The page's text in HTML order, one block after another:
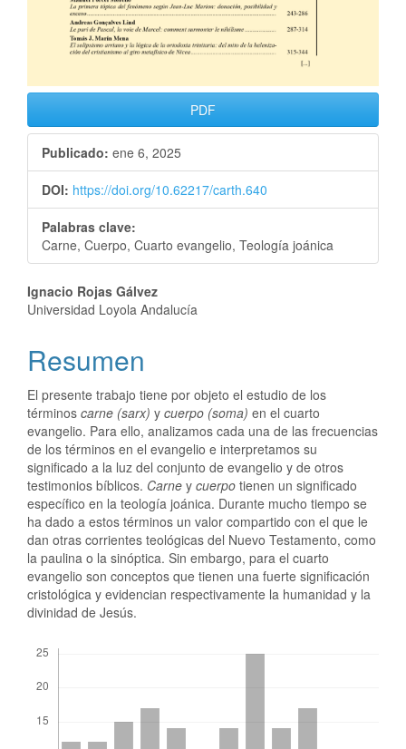
PDF
Publicado: ene 6, 2025
DOI: https://doi.org/10.62217/carth.640
Palabras clave:
Carne, Cuerpo, Cuarto evangelio, Teología joánica
Ignacio Rojas Gálvez
Universidad Loyola Andalucía
Resumen
El presente trabajo tiene por objeto el estudio de los
términos carne (sarx) y cuerpo (soma) en el cuarto
evangelio. Para ello, analizamos cada una de las frecuencias
de los términos en el evangelio e interpretamos su
significado a la luz del conjunto de evangelio y de otros
testimonios bíblicos. Carne y cuerpo tienen un significado
específico en la teología joánica. Durante mucho tiempo se
ha dado a estos términos un valor compartido con el que le
dan otras corrientes teológicas del Nuevo Testamento, como
la paulina o la sinóptica. Sin embargo, para el cuarto
evangelio son conceptos que tienen una fuerte significación
cristológica y evidencian respectivamente la humanidad y la
divinidad de Jesús.